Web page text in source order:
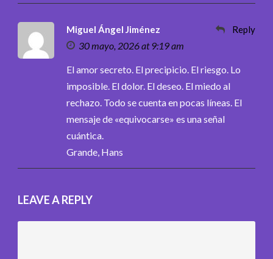
Miguel Ángel Jiménez
30 mayo, 2026 at 9:19 am
Reply
El amor secreto. El precipicio. El riesgo. Lo
imposible. El dolor. El deseo. El miedo al
rechazo. Todo se cuenta en pocas líneas. El
mensaje de «equivocarse» es una señal
cuántica.
Grande, Hans
LEAVE A REPLY